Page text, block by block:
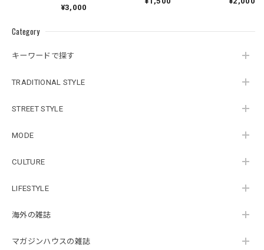
Category
キーワードで探す
TRADITIONAL STYLE
STREET STYLE
MODE
CULTURE
LIFESTYLE
海外の雑誌
マガジンハウスの雑誌
¥3,000